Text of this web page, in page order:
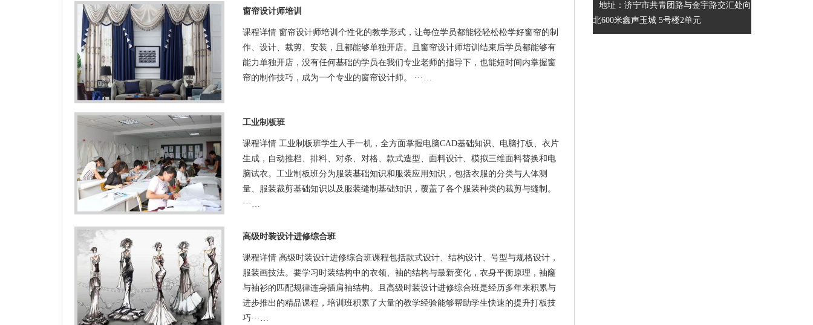
窗帘设计师培训
课程详情 窗帘设计师培训个性化的教学形式，让每位学员都能轻轻松松学好窗帘的制
作、设计、裁剪、安装，且都能够单独开店。且窗帘设计师培训结束后学员都能够有
能力单独开店，没有任何基础的学员在我们专业老师的指导下，也能短时间内掌握窗
帘的制作技巧，成为一个专业的窗帘设计师。 ···…
工业制板班
课程详情 工业制板班学生人手一机，全方面掌握电脑CAD基础知识、电脑打板、衣片
生成，自动推档、排料、对条、对格、款式造型、面料设计、模拟三维面料替换和电
脑试衣。工业制板班分为服装基础知识和服装应用知识，包括衣服的分类与人体测
量、服装裁剪基础知识以及服装缝制基础知识，覆盖了各个服装种类的裁剪与缝制。
···…
高级时装设计进修综合班
课程详情 高级时装设计进修综合班课程包括款式设计、结构设计、号型与规格设计，
服装画技法。要学习时装结构中的衣领、袖的结构与最新变化，衣身平衡原理，袖窿
与袖衫的匹配规律连身插肩袖结构。且高级时装设计进修综合班是经历多年来积累与
进步推出的精品课程，培训班积累了大量的教学经验能够帮助学生快速的提升打板技
巧···…
地址：济宁市共青团路与金宇路交汇处向
北600米鑫声玉城 5号楼2单元